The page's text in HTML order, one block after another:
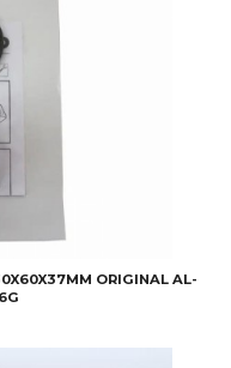
ORIGINAL AL-